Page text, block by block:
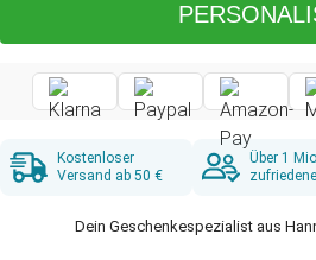
Kostenloser
Versand ab 50 €
Über 1
Dein Geschenkespezialist aus